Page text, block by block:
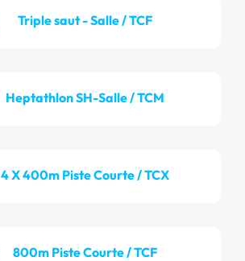
Triple saut - Salle / TCF
Heptathlon SH-Salle / TCM
4 X 400m Piste Courte / TCX
800m Piste Courte / TCF